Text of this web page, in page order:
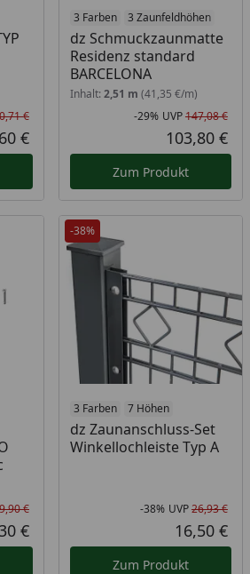
Rabatt in Prozent
Ursprünglicher Preis
€
Aktueller Preis
€
3 Farben 3 Zaunfeldhöhen
dz Schmuckzaunmatte
Residenz standard
BARCELONA
Inhalt: 2,51 m (41,35 €/m)
-29% UVP147,08 €
103,80 €
Zum Produkt
Rabatt in Prozent
Ursprünglicher Preis
€
Aktueller Preis
€
-38%
3 Farben 7 Höhen
dz Zaunanschluss-Set
Winkellochleiste Typ A
-38% UVP26,93 €
16,50 €
Zum Produkt